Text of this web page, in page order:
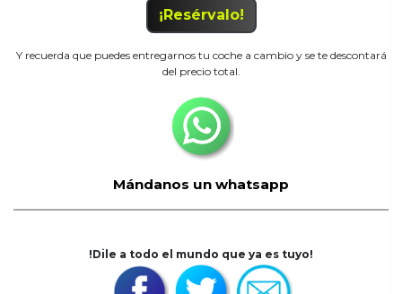
¡Resérvalo!
Y recuerda que puedes entregarnos tu coche a cambio y se te descontará
del precio total.
Mándanos un whatsapp
!Dile a todo el mundo que ya es tuyo!